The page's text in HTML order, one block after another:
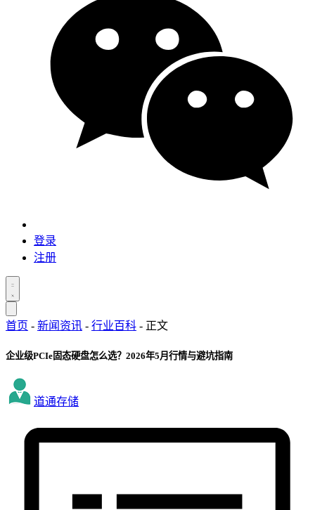
登录
注册
首页 - 新闻资讯 - 行业百科 - 正文
企业级PCIe固态硬盘怎么选？2026年5月行情与避坑指南
道通存储